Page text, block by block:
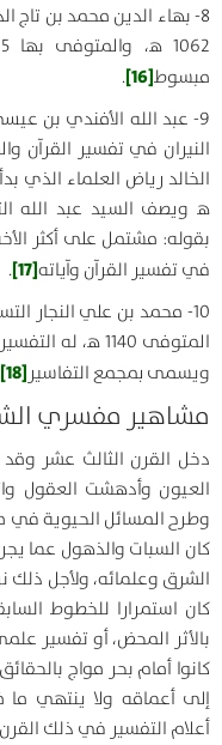
8- بهاء الدين محمد بن تاج
مبسوط[16]
.
9- عبد الله الأفندي بن
النيران في تفسير القرآن
ه‍ ويصف السيد عبد الله
بقوله: مشتمل على أكثر
في تفسير القرآن وآياته[17]
.
10- محمد بن علي النجار
المتوفى 1140
ويسمى بمجمع التفاسير[18]
مشاهير مفسري
دخل القرن الثالث عشر
العيون وأدهشت العقول
وطرح المسائل الحيوية في
كان السبات والذهول عما
الشرق وعلمائه، ولأجل ذلك
كان استمرارا للخطوط
بالأثر المحض، أو تفسير
كانوا أمام بحر مواج
إلى أعماقه ولا ينتهي ما
أعلام التفسير في ذلك